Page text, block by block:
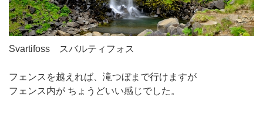
Svartifoss スバルティフォス
フェンスを越えれば、滝つぼまで行けますが
フェンス内が ちょうどいい感じでした。